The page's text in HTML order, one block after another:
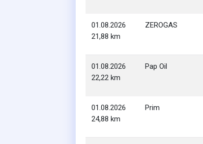
01.08.2026
21,88 km
ZEROGAS
01.08.2026
22,22 km
Pap Oil
01.08.2026
24,88 km
Prim